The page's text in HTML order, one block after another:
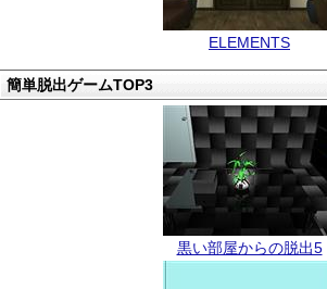
ELEMENTS
簡単脱出ゲームTOP3
黒い部屋からの脱出5